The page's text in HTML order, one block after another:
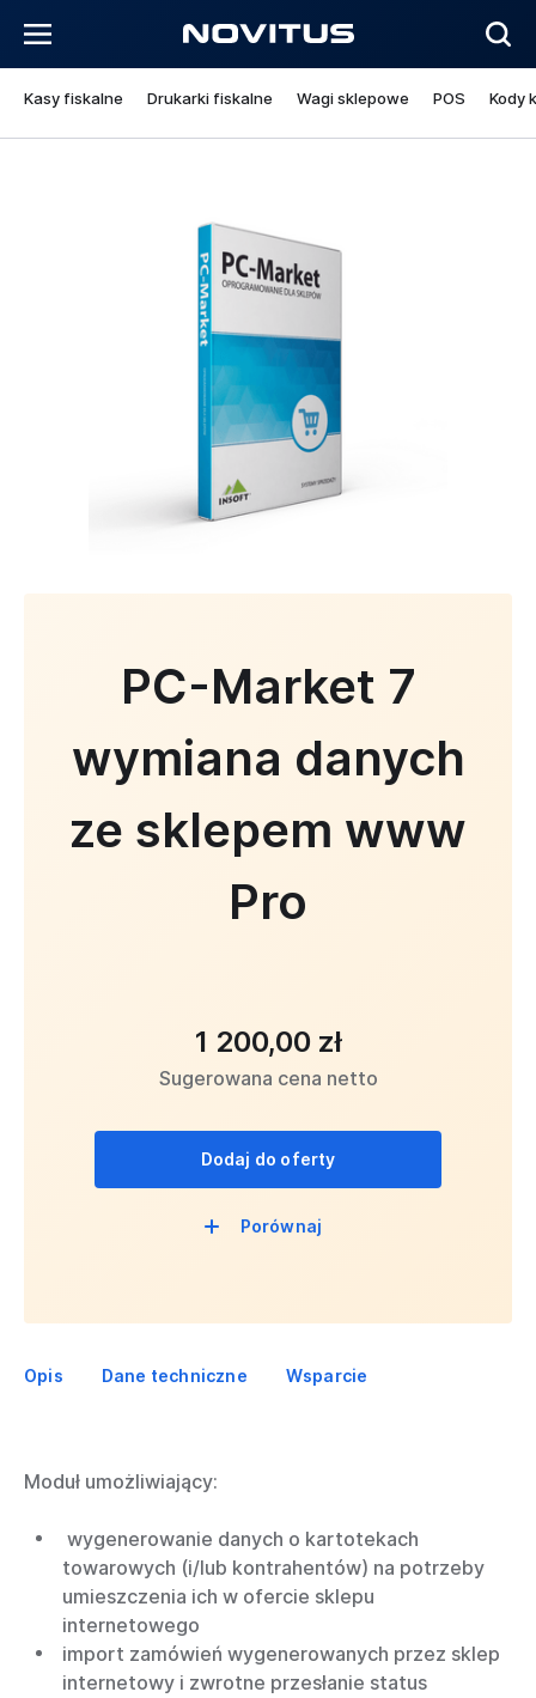
Kasy fiskalne Drukarki fiskalne Wagi sklepowe POS Kody
PC-Market 7
wymiana danych
ze sklepem www
Pro
1 200,00 zł
Sugerowana cena netto
Dodaj do oferty
Porównaj
Opis Dane techniczne Wsparcie
Moduł umożliwiający:
wygenerowanie danych o kartotekach
towarowych (i/lub kontrahentów) na potrzeby
umieszczenia ich w ofercie sklepu
internetowego
import zamówień wygenerowanych przez sklep
internetowy i zwrotne przesłanie status